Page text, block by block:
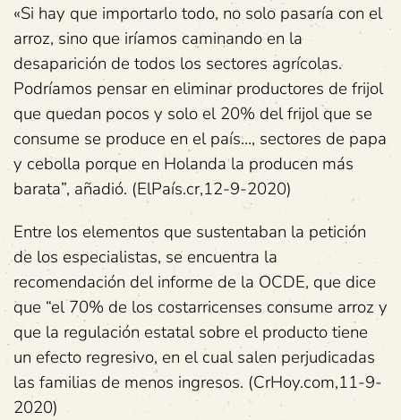
«Si hay que importarlo todo, no solo pasaría con el
arroz, sino que iríamos caminando en la
desaparición de todos los sectores agrícolas.
Podríamos pensar en eliminar productores de frijol
que quedan pocos y solo el 20% del frijol que se
consume se produce en el país…, sectores de papa
y cebolla porque en Holanda la producen más
barata”, añadió. (ElPaís.cr,12-9-2020)
Entre los elementos que sustentaban la petición
de los especialistas, se encuentra la
recomendación del informe de la OCDE, que dice
que “el 70% de los costarricenses consume arroz y
que la regulación estatal sobre el producto tiene
un efecto regresivo, en el cual salen perjudicadas
las familias de menos ingresos. (CrHoy.com,11-9-
2020)